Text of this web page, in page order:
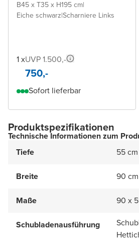
B45 x T35 x H195 cm|
Eiche schwarz|Scharniere Links
1 xUVP 1.500,-
750,-
Sofort lieferbar
Produktspezifikationen
Technische Informationen zum
Tiefe
55 cm
Breite 90 cm
Maße 90 x
Schubladenausführung